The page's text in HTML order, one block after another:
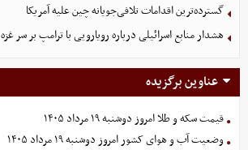
گسترده‌ترین اقدامات تلافی‌جویانه چین علیه آمریکا
هشدار منابع اسرائیلی درباره رویارویی با ترامپ بر سر غزه
عناوین برگزیده
قیمت سکه و طلا امروز دوشنبه ۱۹ مرداد ۱۴۰۵
وضعیت آب و هوای کشور امروز دوشنبه ۱۹ مرداد ۱۴۰۵